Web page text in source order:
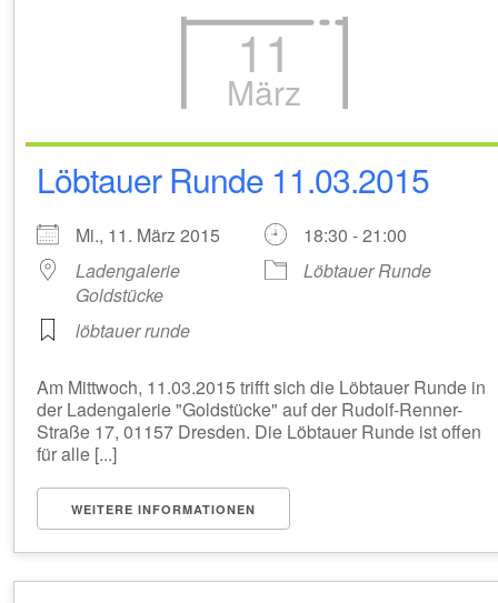
11
März
Löbtauer Runde 11.03.2015
Mi., 11. März 2015
18:30 - 21:00
Ladengalerie
Goldstücke
Löbtauer Runde
löbtauer runde
Am Mittwoch, 11.03.2015 trifft sich die Löbtauer Runde in
der Ladengalerie "Goldstücke" auf der Rudolf-Renner-
Straße 17, 01157 Dresden. Die Löbtauer Runde ist offen
für alle [...]
WEITERE INFORMATIONEN